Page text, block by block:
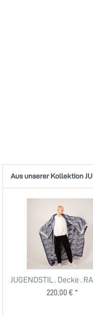
Aus unserer Kollektion
JUGENDSTIL . Decke .
FOR MUSE . exklusive
220,00 € *